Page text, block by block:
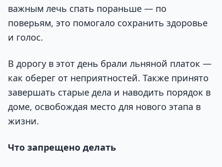
важным лечь спать пораньше — по
поверьям, это помогало сохранить здоровье
и голос.
В дорогу в этот день брали льняной платок —
как оберег от неприятностей. Также принято
завершать старые дела и наводить порядок в
доме, освобождая место для нового этапа в
жизни.
Что запрещено делать